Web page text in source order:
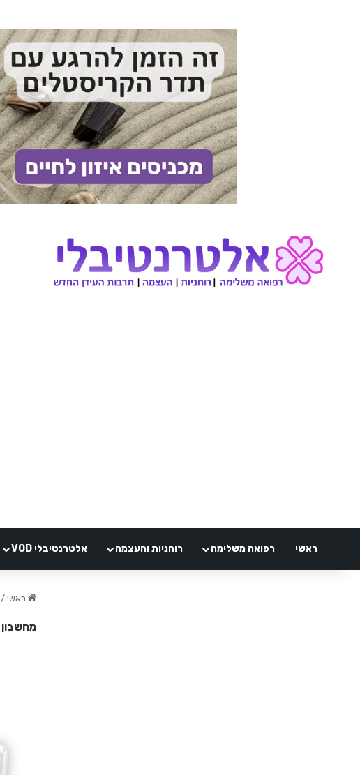
ראשי רפואה משלימה רוחניות והעצמה אלטרנטיבלי VOD
ראשי /
מחשבון bmi אנורקסיה